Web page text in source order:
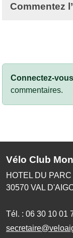
Commentez
Connectez-vous
commentaires.
Vélo Club
HOTEL DU
30570 VAL
Tél. : 06 30 10 01